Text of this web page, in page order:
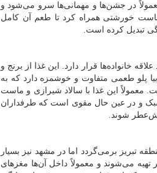
در جشن‌ها و مهمانی‌ها سرو می‌شود و
خورشتی همراه کرد تا طعم آن کامل
تبدیل کرده است.
خانواده‌ها قرار دارد. این غذا از برنج و
پلو طعمی متفاوت و خوشمزه دارد که به
معمولاً این غذا با سالاد شیرازی و ماست
سبک و در عین حال مقوی است که طرفداران
شوند.
تبریز برمی‌گردد اما در مشهد نیز بسیار
می‌شوند و معمولاً داخل آن‌ها مغزهای